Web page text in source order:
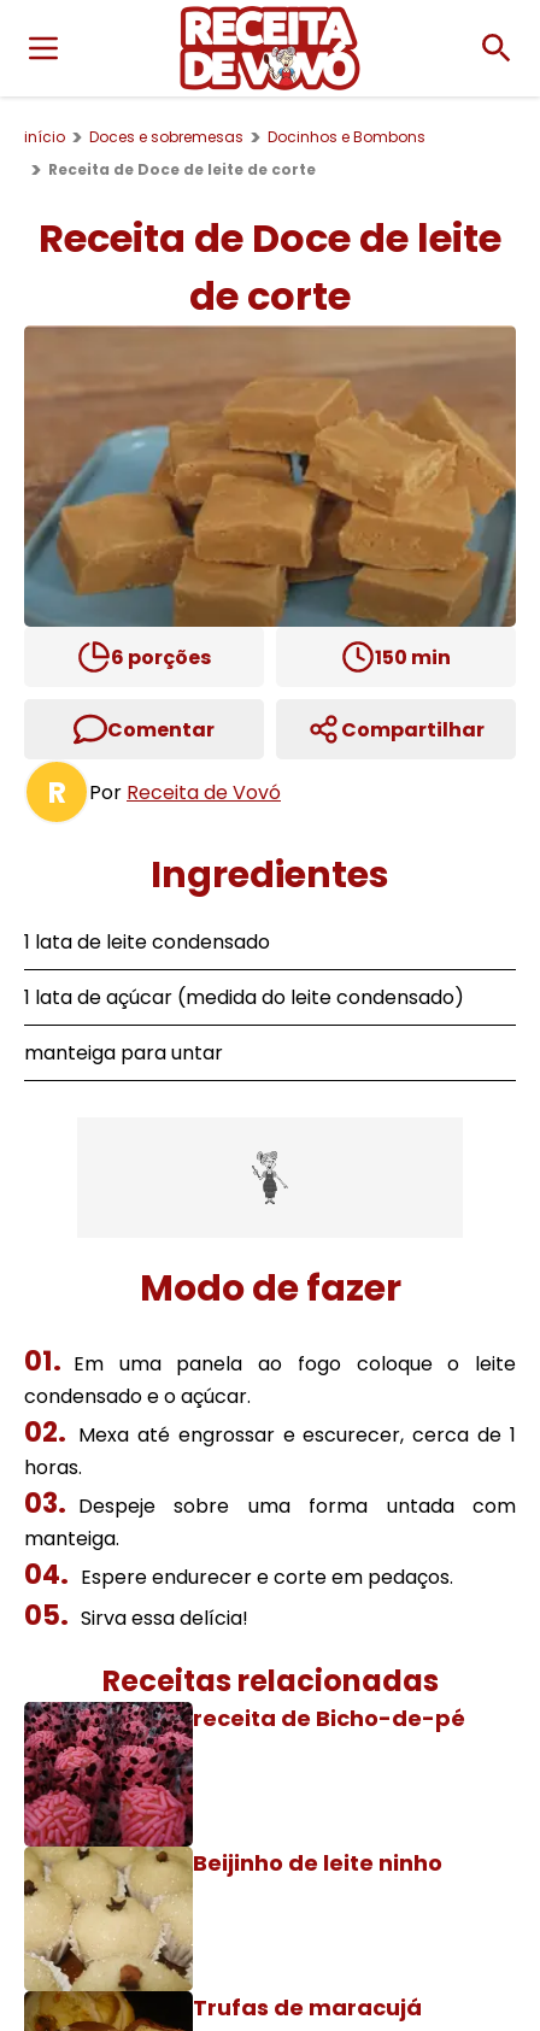
início Doces e sobremesas
Docinhos e Bombons
Receita de Doce de leite de corte
Receita de Doce de leite
de corte
6 porções 150 min
Comentar Compartilhar
R Por Receita de Vovó
Ingredientes
1 lata de leite condensado
1 lata de açúcar (medida do leite condensado)
manteiga para untar
Modo de fazer
Em uma panela ao fogo coloque o leite
condensado e o açúcar.
Mexa até engrossar e escurecer, cerca de 1
horas.
Despeje sobre uma forma untada com
manteiga.
Espere endurecer e corte em pedaços.
Sirva essa delícia!
Receitas relacionadas
receita de Bicho-de-pé
Beijinho de leite ninho
Trufas de maracujá